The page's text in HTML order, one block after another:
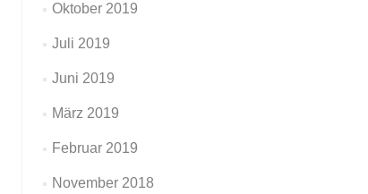
Oktober 2019
Juli 2019
Juni 2019
März 2019
Februar 2019
November 2018